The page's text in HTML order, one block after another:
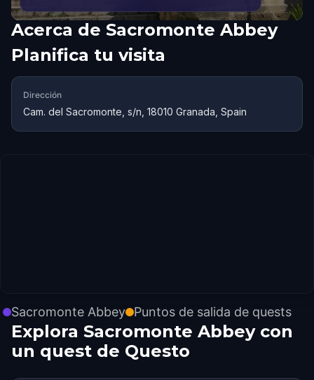
Acerca de Sacromonte Abbey
Planifica tu visita
Dirección
Cam. del Sacromonte, s/n, 18010 Granada, Spain
Sacromonte Abbey Puntos de salida de quests
Explora Sacromonte Abbey con
un quest de Questo